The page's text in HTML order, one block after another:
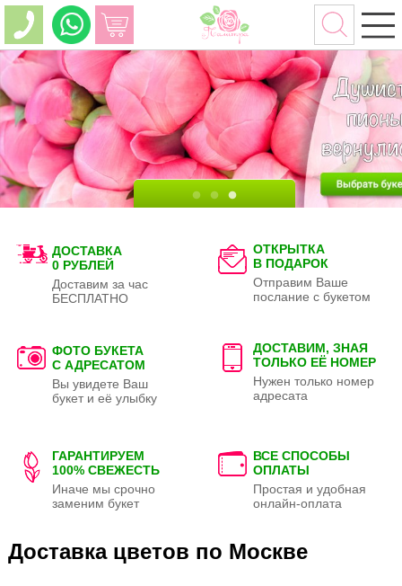
ДОСТАВКА
0 РУБЛЕЙ
Доставим за час
БЕСПЛАТНО
ОТКРЫТКА
В ПОДАРОК
Отправим Ваше
послание с букетом
ФОТО БУКЕТА
С АДРЕСАТОМ
Вы увидете Ваш
букет и её улыбку
ДОСТАВИМ, ЗНАЯ
ТОЛЬКО ЕЁ НОМЕР
Нужен только номер
адресата
ГАРАНТИРУЕМ
100% СВЕЖЕСТЬ
Иначе мы срочно
заменим букет
ВСЕ СПОСОБЫ
ОПЛАТЫ
Простая и удобная
онлайн-оплата
Доставка цветов по Москве